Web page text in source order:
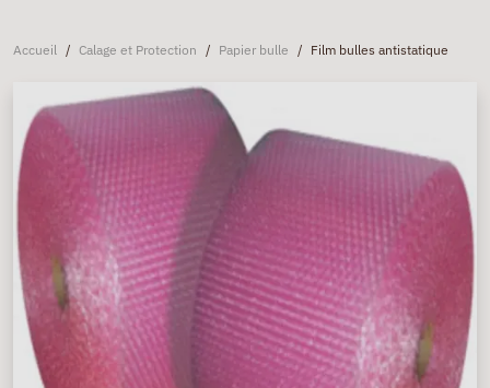
Accueil / Calage et Protection / Papier bulle / Film bulles antistatique